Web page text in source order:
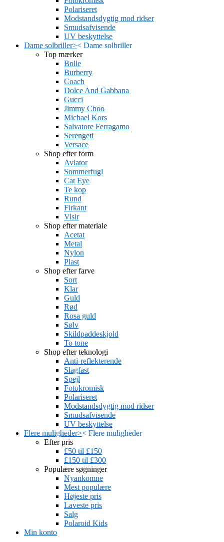
Polariseret
Modstandsdygtig mod ridser
Smudsafvisende
UV beskyttelse
Dame solbriller>< Dame solbriller
Top mærker
Bolle
Burberry
Coach
Dolce And Gabbana
Gucci
Jimmy Choo
Michael Kors
Salvatore Ferragamo
Serengeti
Versace
Shop efter form
Aviator
Sommerfugl
Cat Eye
Te kop
Rund
Firkant
Visir
Shop efter materiale
Acetat
Metal
Nylon
Plast
Shop efter farve
Sort
Klar
Guld
Rød
Rosa guld
Sølv
Skildpaddeskjold
To tone
Shop efter teknologi
Anti-reflekterende
Slagfast
Spejl
Fotokromisk
Polariseret
Modstandsdygtig mod ridser
Smudsafvisende
UV beskyttelse
Flere muligheder>< Flere muligheder
Efter pris
£50 til £150
£150 til £300
Populære søgninger
Nyankomne
Mest populære
Højeste pris
Laveste pris
Salg
Polaroid Kids
Min konto